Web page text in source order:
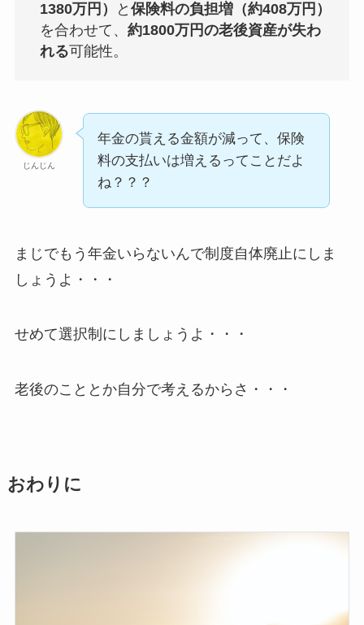
1380万円）
と保険料の負担増（約408万円）
を合わせて、約1800万円の老後資産が失わ
れる可能性。
じんじん
年金の貰える金額が減って、保険
料の支払いは増えるってことだよ
ね？？？
まじでもう年金いらないんで制度自体廃止にしま
しょうよ・・・
せめて選択制にしましょうよ・・・
老後のこととか自分で考えるからさ・・・
おわりに